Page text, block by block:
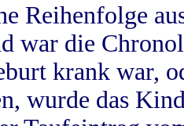
Reihenfolge
war die
krank war,
wurde das